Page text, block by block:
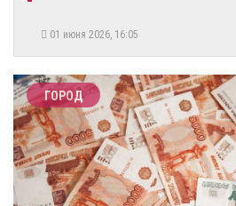
01 июня 2026, 16:05
ГОРОД